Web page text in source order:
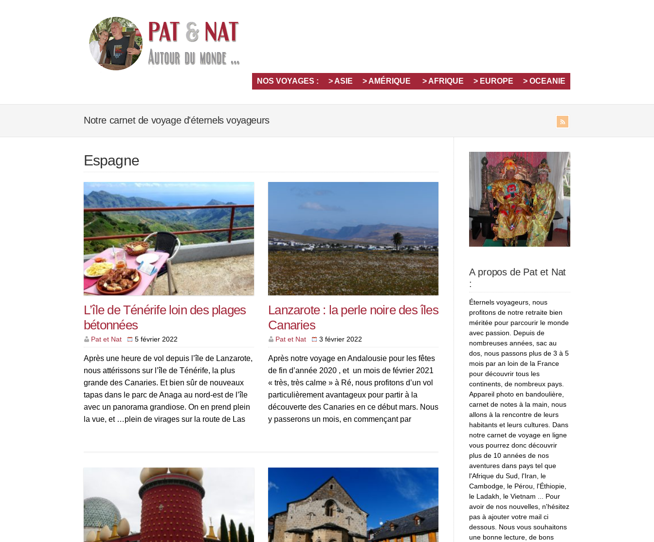
NOS VOYAGES : > ASIE > AMÉRIQUE > AFRIQUE > EUROPE > OCEANIE
Notre carnet de voyage d'éternels voyageurs
Espagne
L’île de Ténérife loin des plages
bétonnées
Pat et Nat 5 février 2022
Après une heure de vol depuis l’île de Lanzarote,
nous attérissons sur l’île de Ténérife, la plus
grande des Canaries. Et bien sûr de nouveaux
tapas dans le parc de Anaga au nord-est de l’île
avec un panorama grandiose. On en prend plein
la vue, et …plein de virages sur la route de Las
Lanzarote : la perle noire des îles
Canaries
Pat et Nat 3 février 2022
Après notre voyage en Andalousie pour les fêtes
de fin d’année 2020 , et un mois de février 2021
« très, très calme » à Ré, nous profitons d’un vol
particulièrement avantageux pour partir à la
découverte des Canaries en ce début mars. Nous
y passerons un mois, en commençant par
A propos de Pat et Nat
:
Éternels voyageurs, nous
profitons de notre retraite bien
méritée pour parcourir le monde
avec passion. Depuis de
nombreuses années, sac au
dos, nous passons plus de 3 à 5
mois par an loin de la France
pour découvrir tous les
continents, de nombreux pays.
Appareil photo en bandoulière,
carnet de notes à la main, nous
allons à la rencontre de leurs
habitants et leurs cultures. Dans
notre carnet de voyage en ligne
vous pourrez donc découvrir
plus de 10 années de nos
aventures dans pays tel que
l'Afrique du Sud, l'Iran, le
Cambodge, le Pérou, l'Éthiopie,
le Ladakh, le Vietnam ... Pour
avoir de nos nouvelles, n'hésitez
pas à ajouter votre mail ci
dessous. Nous vous souhaitons
une bonne lecture, de bons